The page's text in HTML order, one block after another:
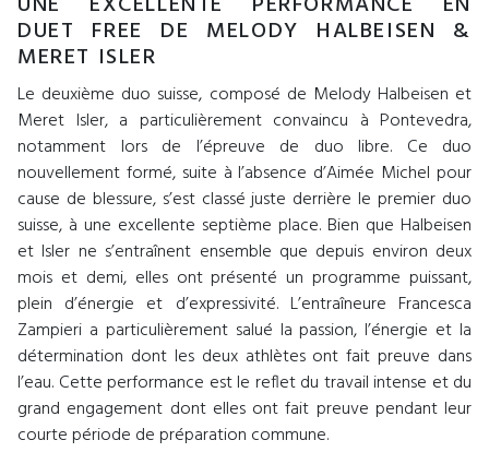
DUET FREE DE MELODY HALBEISEN &
MERET ISLER
Le deuxième duo suisse, composé de Melody Halbeisen et
Meret Isler, a particulièrement convaincu à Pontevedra,
notamment lors de l’épreuve de duo libre. Ce duo
nouvellement formé, suite à l’absence d’Aimée Michel pour
cause de blessure, s’est classé juste derrière le premier duo
suisse, à une excellente septième place. Bien que Halbeisen
et Isler ne s’entraînent ensemble que depuis environ deux
mois et demi, elles ont présenté un programme puissant,
plein d’énergie et d’expressivité. L’entraîneure Francesca
Zampieri a particulièrement salué la passion, l’énergie et la
détermination dont les deux athlètes ont fait preuve dans
l’eau. Cette performance est le reflet du travail intense et du
grand engagement dont elles ont fait preuve pendant leur
courte période de préparation commune.